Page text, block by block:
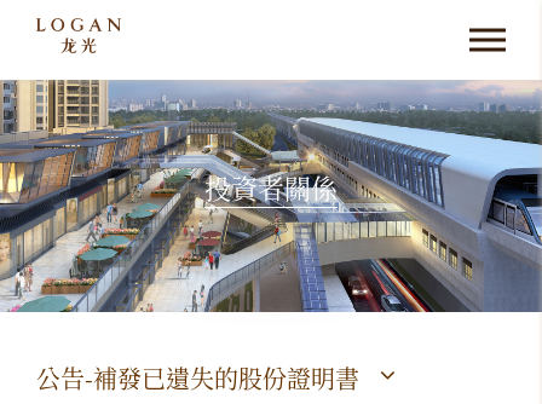
投資者關係
公告-補發已遺失的股份證明書